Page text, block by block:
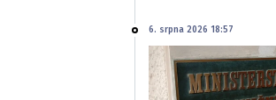
6. srpna 2026 18:57